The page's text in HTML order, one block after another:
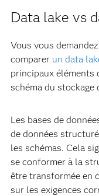
Data lake vs
Vous vous
comparer un data
principaux éléments
schéma du stockage
Les bases de
de données
les schémas. Cela
se conformer à la
être transformée en
sur les exigences